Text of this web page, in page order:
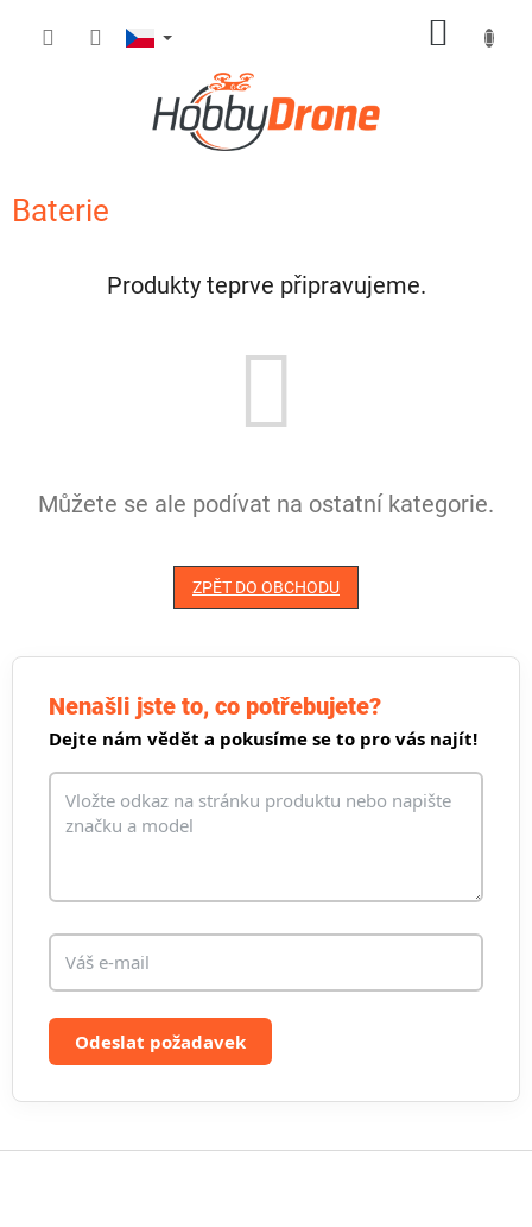
Baterie
Produkty teprve připravujeme.
Můžete se ale podívat na ostatní kategorie.
ZPĚT DO OBCHODU
Nenašli jste to, co potřebujete?
Dejte nám vědět a pokusíme se to pro vás najít!
Odeslat požadavek